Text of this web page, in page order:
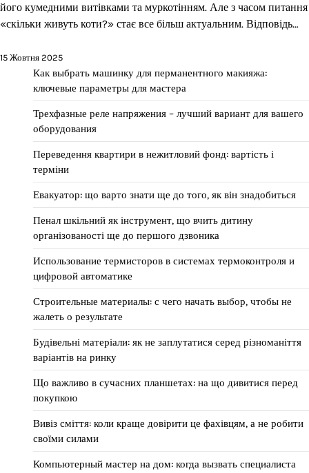
його кумедними витівками та муркотінням. Але з часом питання
«скільки живуть коти?» стає все більш актуальним. Відповідь…
15 Жовтня 2025
Как выбрать машинку для перманентного макияжа:
ключевые параметры для мастера
Трехфазные реле напряжения – лучший вариант для вашего
оборудования
Переведення квартири в нежитловий фонд: вартість і
терміни
Евакуатор: що варто знати ще до того, як він знадобиться
Пенал шкільний як інструмент, що вчить дитину
організованості ще до першого дзвоника
Использование термисторов в системах термоконтроля и
цифровой автоматике
Строительные материалы: с чего начать выбор, чтобы не
жалеть о результате
Будівельні матеріали: як не заплутатися серед різноманіття
варіантів на ринку
Що важливо в сучасних планшетах: на що дивитися перед
покупкою
Вивіз сміття: коли краще довірити це фахівцям, а не робити
своїми силами
Компьютерный мастер на дом: когда вызвать специалиста